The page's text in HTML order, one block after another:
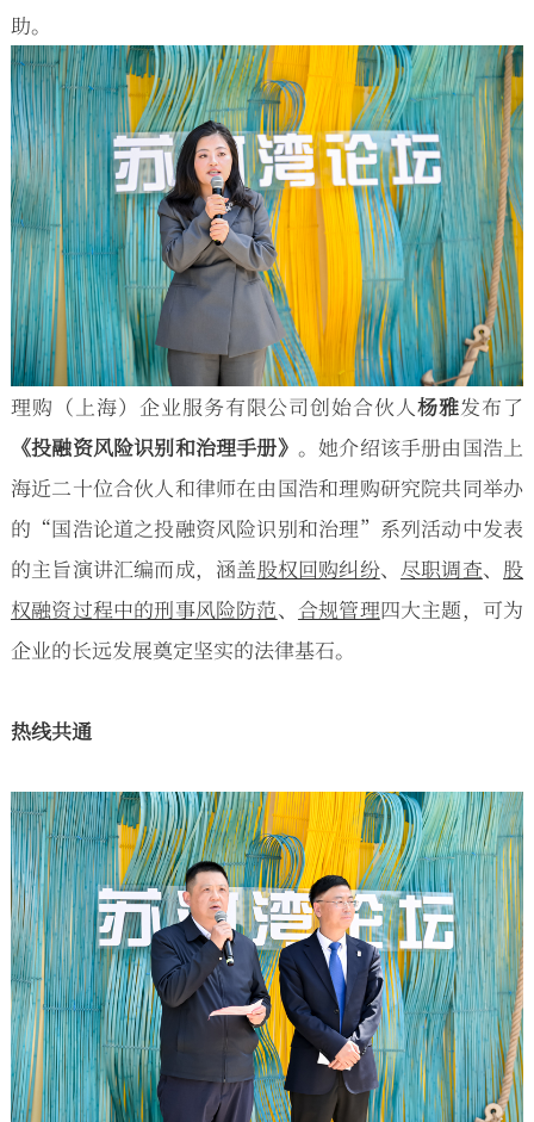
助。
理购（上海）企业服务有限公司创始合伙人杨雅发布了
《投融资风险识别和治理手册》 。她介绍该手册由国浩上
海近二十位合伙人和律师在由国浩和理购研究院共同举办
的“国浩论道之投融资风险识别和治理”系列活动中发表
的主旨演讲汇编而成，涵盖股权回购纠纷、 尽职调查、 股
权融资过程中的刑事风险防范、 合规管理四大主题，可为
企业的长远发展奠定坚实的法律基石。
热线共通